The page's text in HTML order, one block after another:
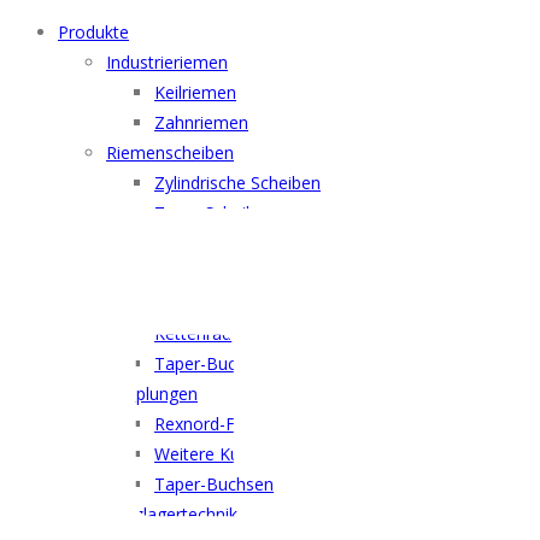
Produkte
Industrieriemen
Keilriemen
Zahnriemen
Riemenscheiben
Zylindrische Scheiben
Taper Scheiben
Kettenräder
Taper-Buchsen
Kupplungen
Rexnord-Falk Kupplungen
Weitere Kupplungen
Taper-Buchsen
Wälzlagertechnik